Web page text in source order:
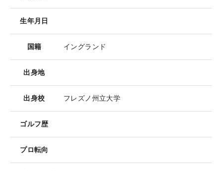
生年月日
国籍 イングランド
出身地
出身校 フレズノ州立大学
ゴルフ歴
プロ転向